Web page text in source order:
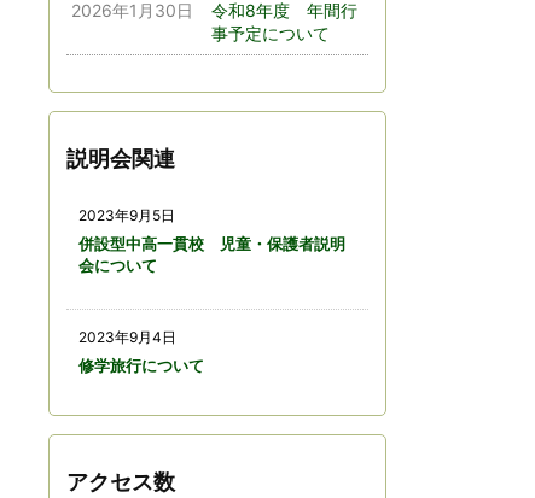
2026年1月30日
令和8年度 年間行
事予定について
説明会関連
2023年9月5日
併設型中高一貫校 児童・保護者説明
会について
2023年9月4日
修学旅行について
アクセス数